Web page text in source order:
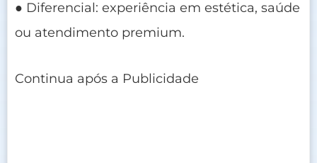
● Diferencial: experiência em estética, saúde
ou atendimento premium.
Continua após a Publicidade